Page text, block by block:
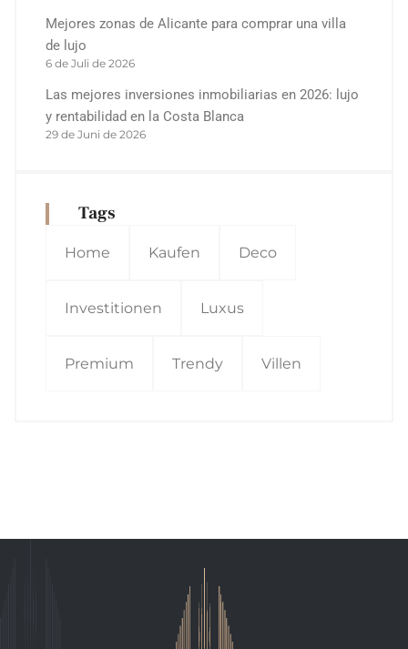
Mejores zonas de Alicante para comprar una villa
de lujo
6 de Juli de 2026
Las mejores inversiones inmobiliarias en 2026: lujo
y rentabilidad en la Costa Blanca
29 de Juni de 2026
Tags
Home Kaufen Deco
Investitionen Luxus
Premium Trendy Villen